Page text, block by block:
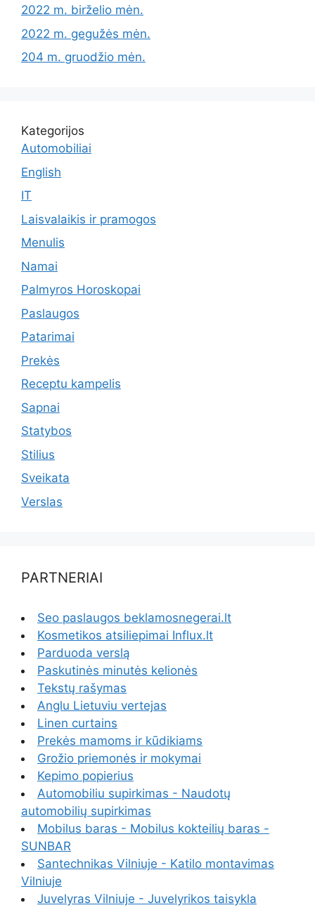
2022 m. birželio mėn.
2022 m. gegužės mėn.
204 m. gruodžio mėn.
Kategorijos
Automobiliai
English
IT
Laisvalaikis ir pramogos
Menulis
Namai
Palmyros Horoskopai
Paslaugos
Patarimai
Prekės
Receptu kampelis
Sapnai
Statybos
Stilius
Sveikata
Verslas
PARTNERIAI
Seo paslaugos beklamosnegerai.lt
Kosmetikos atsiliepimai Influx.lt
Parduoda verslą
Paskutinės minutės kelionės
Tekstų rašymas
Anglu Lietuviu vertejas
Linen curtains
Prekės mamoms ir kūdikiams
Grožio priemonės ir mokymai
Kepimo popierius
Automobiliu supirkimas - Naudotų
automobilių supirkimas
Mobilus baras - Mobilus kokteilių baras -
SUNBAR
Santechnikas Vilniuje - Katilo montavimas
Vilniuje
Juvelyras Vilniuje - Juvelyrikos taisykla